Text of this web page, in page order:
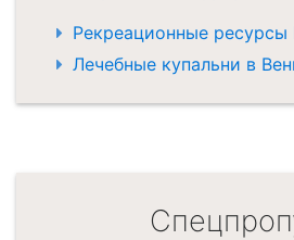
Рекреационные ресурсы
Лечебные купальни в